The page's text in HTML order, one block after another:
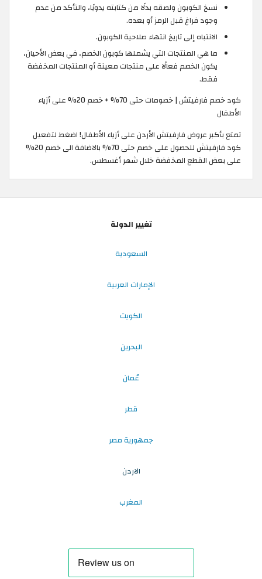
نسخ الكوبون ولصقه بدلًا من كتابته يدويًا، والتأكد من عدم
وجود فراغ قبل الرمز أو بعده.
الانتباه إلى تاريخ انتهاء صلاحية الكوبون.
ما هي المنتجات التي يشملها كوبون الخصم، في بعض الأحيان،
يكون الخصم فعالًا على منتجات معينة أو المنتجات المخفضة
فقط.
كود خصم فارفيتش | خصومات حتى 70% + خصم 20% على أزياء
الأطفال
تمتع بأكبر عروض فارفيتش الأردن على أزياء الأطفال! اضغط لتفعيل
كود فارفيتش للحصول على خصم حتى 70% بالاضافة الى خصم 20%
على بعض القطع المخفضة خلال شهر أغسطس.
تغيير الدولة
السعودية
الإمارات العربية
الكويت
البحرين
عُمان
قطر
جمهورية مصر
الاردن
المغرب